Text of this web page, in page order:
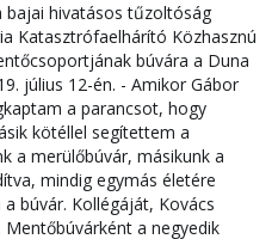
bajai hivatásos tűzoltóság
Katasztrófaelhárító Közhasznú
búvára a Duna
július 12-én. - Amikor Gábor
a parancsot, hogy
kötéllel segítettem a
a merülőbúvár, másikunk a
mindig egymás életére
búvár. Kollégáját, Kovács
a negyedik